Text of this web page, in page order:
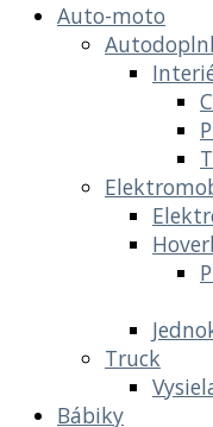
Auto-moto
Truck
Bábiky